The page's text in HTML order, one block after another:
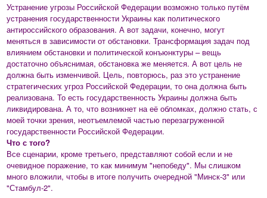
Устранение угрозы Российской Федерации возможно только путём
устранения государственности Украины как политического
антироссийского образования. А вот задачи, конечно, могут
меняться в зависимости от обстановки. Трансформация задач под
влиянием обстановки и политической конъюнктуры – вещь
достаточно объяснимая, обстановка же меняется. А вот цель не
должна быть изменчивой. Цель, повторюсь, раз это устранение
стратегических угроз Российской Федерации, то она должна быть
реализована. То есть государственность Украины должна быть
ликвидирована. А то, что возникнет на её обломках, должно стать, с
моей точки зрения, неотъемлемой частью перезагруженной
государственности Российской Федерации.
Что с того?
Все сценарии, кроме третьего, представляют собой если и не
очевидное поражение, то как минимум "непобеду". Мы слишком
много вложили, чтобы в итоге получить очередной "Минск-3" или
"Стамбул-2".